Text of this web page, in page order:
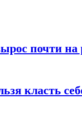
почти на
класть